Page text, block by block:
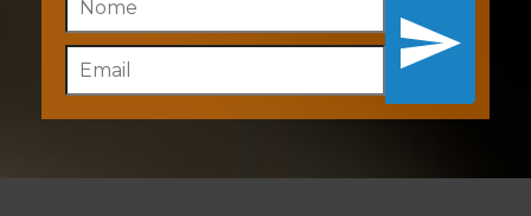
Inscreva-se